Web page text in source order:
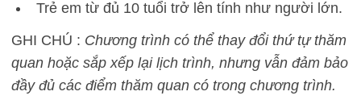
Trẻ em từ đủ 10 tuổi trở lên tính như người lớn.
GHI CHÚ : Chương trình có thể thay đổi thứ tự thăm
quan hoặc sắp xếp lại lịch trình, nhưng vẫn đảm bảo
đầy đủ các điểm thăm quan có trong chương trình.